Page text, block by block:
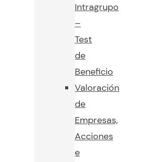
Intragrupo
–
Test
de
Beneficio
Valoración
de
Empresas,
Acciones
e